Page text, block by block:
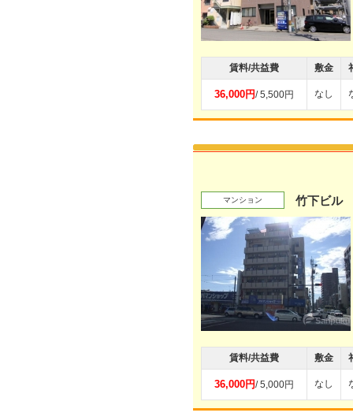
賃料/共益費 敷金
36,000円/ 5,500円 なし
マンション 竹下ビル
賃料/共益費 敷金
36,000円/ 5,000円 なし